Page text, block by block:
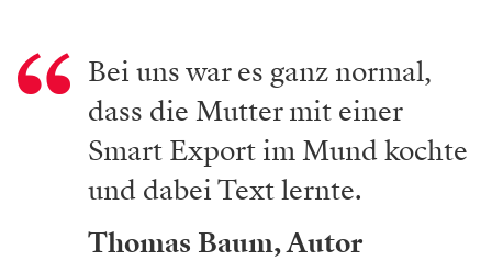
Bei uns war es ganz normal,
dass die Mutter mit einer
Smart Export im Mund kochte
und dabei Text lernte.
Thomas Baum, Autor